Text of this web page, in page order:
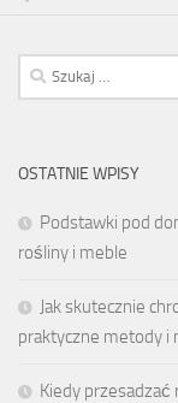
Szukaj:
OSTATNIE WPISY
Podstawki pod
rośliny i meble
Jak skutecznie
praktyczne metody i
Kiedy